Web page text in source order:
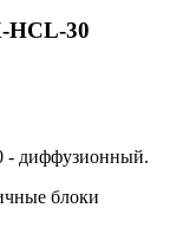
HCL-30
диффузионный.
блоки